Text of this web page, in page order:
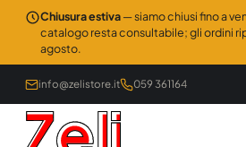
Chiusura estiva— siamo chiusi fino a
catalogo resta consultabile; gli ordini
agosto.
info@zelistore.it 059 361164